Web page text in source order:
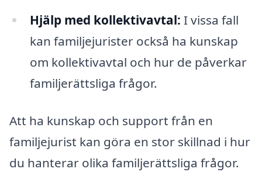
Hjälp med kollektivavtal: I vissa fall
kan familjejurister också ha kunskap
om kollektivavtal och hur de påverkar
familjerättsliga frågor.
Att ha kunskap och support från en
familjejurist kan göra en stor skillnad i hur
du hanterar olika familjerättsliga frågor.